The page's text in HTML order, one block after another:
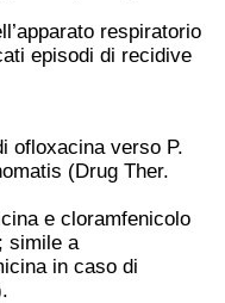
respiratorio
episodi di recidive
ofloxacina verso P.
(Drug Ther.
e cloramfenicolo
simile a
in caso di